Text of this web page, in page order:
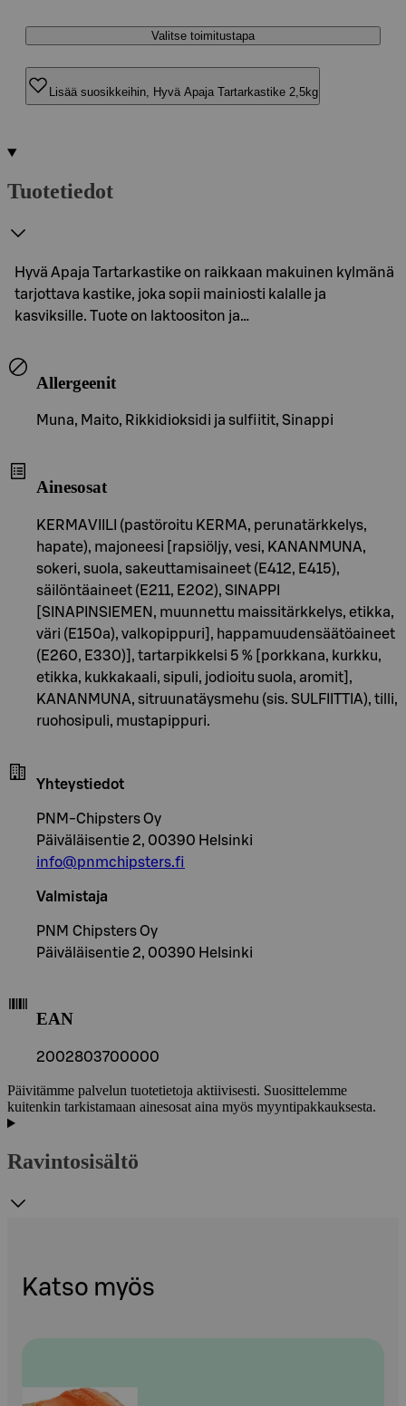
Valitse toimitustapa
Lisää suosikkeihin, Hyvä Apaja Tartarkastike 2,5kg
Tuotetiedot
Hyvä Apaja Tartarkastike on raikkaan makuinen kylmänä
tarjottava kastike, joka sopii mainiosti kalalle ja
kasviksille. Tuote on laktoositon ja…
Allergeenit
Muna, Maito, Rikkidioksidi ja sulfiitit, Sinappi
Ainesosat
KERMAVIILI (pastöroitu KERMA, perunatärkkelys,
hapate), majoneesi [rapsiöljy, vesi, KANANMUNA,
sokeri, suola, sakeuttamisaineet (E412, E415),
säilöntäaineet (E211, E202), SINAPPI
[SINAPINSIEMEN, muunnettu maissitärkkelys, etikka,
väri (E150a), valkopippuri], happamuudensäätöaineet
(E260, E330)], tartarpikkelsi 5 % [porkkana, kurkku,
etikka, kukkakaali, sipuli, jodioitu suola, aromit],
KANANMUNA, sitruunatäysmehu (sis. SULFIITTIA), tilli,
ruohosipuli, mustapippuri.
Yhteystiedot
PNM-Chipsters Oy
Päiväläisentie 2, 00390 Helsinki
info@pnmchipsters.fi
Valmistaja
PNM Chipsters Oy
Päiväläisentie 2, 00390 Helsinki
EAN
2002803700000
Päivitämme palvelun tuotetietoja aktiivisesti. Suosittelemme
kuitenkin tarkistamaan ainesosat aina myös myyntipakkauksesta.
Ravintosisältö
Katso myös